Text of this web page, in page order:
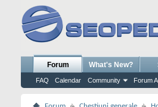
Forum
FAQ Calendar Community Forum
What's New?